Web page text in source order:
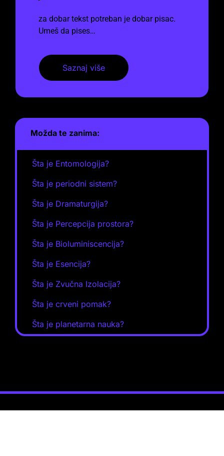
za dobar tekst potreban je dobar pisac.
Umeš da pises…
Saznaj više
Možda te zanima:
Šta je Entomologija?
Šta je periodni sistem?
Šta je Dramaturgija?
Šta je Percepcija prostora?
Šta je Bioluminiscencija?
Šta je Esencija?
Šta je Zvučna Izolacija?
Šta je crveni pomak?
Šta je planetarna nauka?